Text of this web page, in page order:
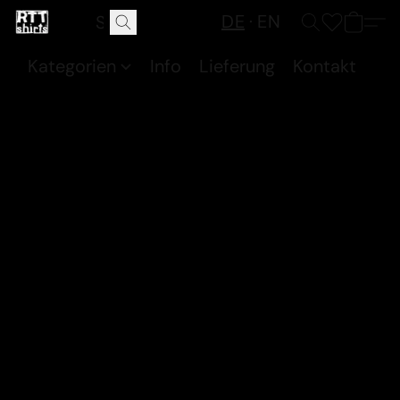
DE
EN
Kategorien
Info Lieferung Kontakt